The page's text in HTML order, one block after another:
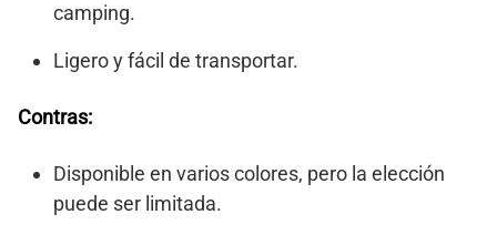
camping.
Ligero y fácil de transportar.
Contras:
Disponible en varios colores, pero la elección
puede ser limitada.